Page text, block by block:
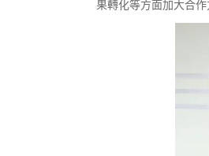
果轉化等方面加大合